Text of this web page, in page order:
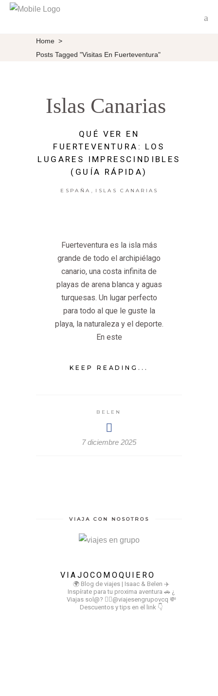
Home >
Posts Tagged "visitas En Fuerteventura"
Islas Canarias
QUÉ VER EN
FUERTEVENTURA: LOS
LUGARES IMPRESCINDIBLES
(GUÍA RÁPIDA)
ESPAÑA ISLAS CANARIAS
Fuerteventura es la isla más
grande de todo el archipiélago
canario, una costa infinita de
playas de arena blanca y aguas
turquesas. Un lugar perfecto
para todo al que le guste la
playa, la naturaleza y el deporte.
En este
KEEP READING...
BELEN
7 diciembre 2025
VIAJA CON NOSOTROS
VIAJOCOMOQUIERO
🌍 Blog de viajes | Isaac & Belen ✈️
Inspírate para tu proxima aventura 🚗 ¿
Viajas sol@? 👉🏻@viajesengrupovcq 💸
Descuentos y tips en el link 👇